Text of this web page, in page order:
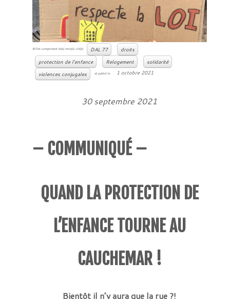
Billet comportant le(s) mot(s) clé(s) DAL 77
droits
protection de l'enfance
Relogement
solidarité
violences conjugales
et publié le 1 octobre 2021
30 septembre 2021
– COMMUNIQUÉ –
QUAND LA PROTECTION DE
L’ENFANCE TOURNE AU
CAUCHEMAR !
Bientôt il n’y aura que la rue ?!